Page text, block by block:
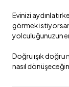
Evinizi
görmek
yolculuğunuzun
Doğru ışık doğru
nasıl